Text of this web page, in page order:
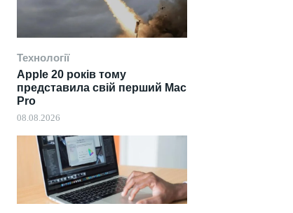
Технології
Apple 20 років тому
представила свій перший Mac
Pro
08.08.2026